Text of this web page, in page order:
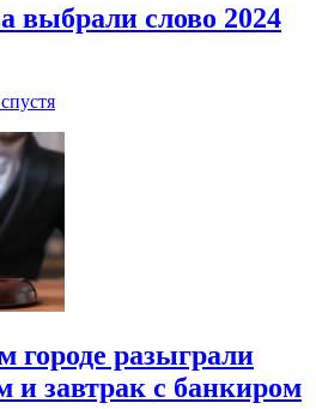
выбрали слово 2024
городе разыграли
и завтрак с банкиром